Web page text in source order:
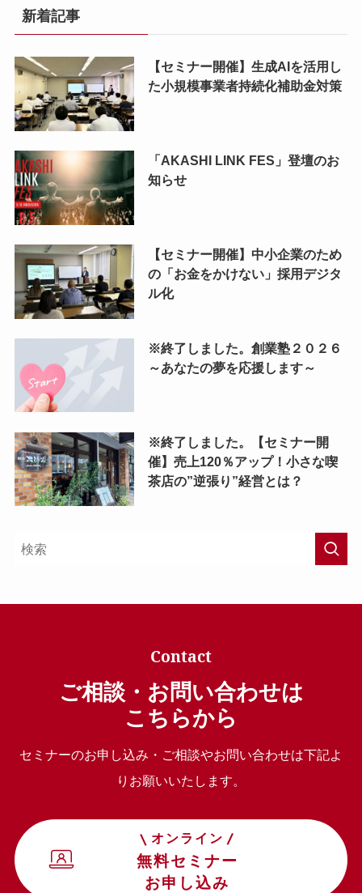
新着記事
【セミナー開催】生成AIを活用し
た小規模事業者持続化補助金対策
「AKASHI LINK FES」登壇のお
知らせ
【セミナー開催】中小企業のため
の「お金をかけない」採用デジタ
ル化
※終了しました。創業塾２０２６
～あなたの夢を応援します～
※終了しました。【セミナー開
催】売上120％アップ！小さな喫
茶店の”逆張り”経営とは？
Contact
ご相談・お問い合わせは
こちらから
セミナーのお申し込み・ご相談やお問い合わせは下記よ
りお願いいたします。
オンライン
無料セミナー
お申し込み